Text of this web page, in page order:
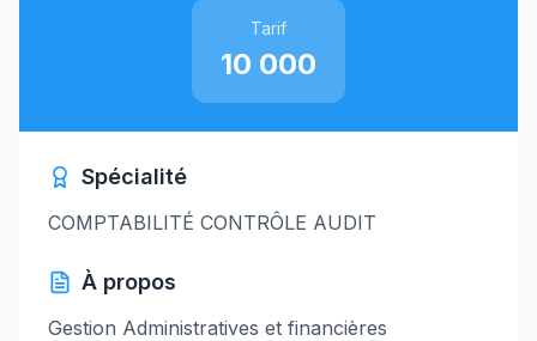
Tarif
10 000
Spécialité
COMPTABILITÉ CONTRÔLE AUDIT
À propos
Gestion Administratives et financières